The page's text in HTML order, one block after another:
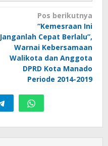
Pos berikutnya
“Kemesraan Ini
Janganlah Cepat Berlalu”,
Warnai Kebersamaan
Walikota dan Anggota
DPRD Kota Manado
Periode 2014-2019